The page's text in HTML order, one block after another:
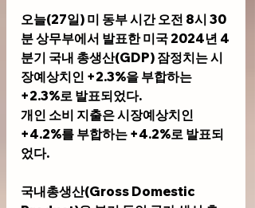
오늘(27일) 미 동부 시간 오전 8시 30
분 상무부에서 발표한 미국 2024년 4
분기 국내 총생산(GDP) 잠정치는 시
장예상치인 +2.3%을 부합하는
+2.3%로 발표되었다.
개인 소비 지출은 시장예상치인
+4.2%를 부합하는 +4.2%로 발표되
었다.
국내총생산(Gross Domestic